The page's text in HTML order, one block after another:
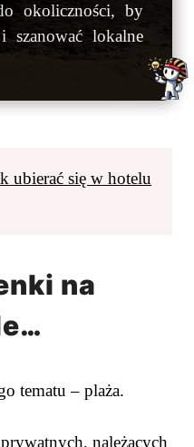
okoliczności, by
lokalne
ubierać się w hotelu
na
tematu – plaża.
należących